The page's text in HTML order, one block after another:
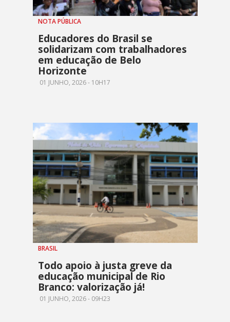
NOTA PÚBLICA
Educadores do Brasil se
solidarizam com trabalhadores
em educação de Belo
Horizonte
01 JUNHO, 2026 - 10H17
BRASIL
Todo apoio à justa greve da
educação municipal de Rio
Branco: valorização já!
01 JUNHO, 2026 - 09H23